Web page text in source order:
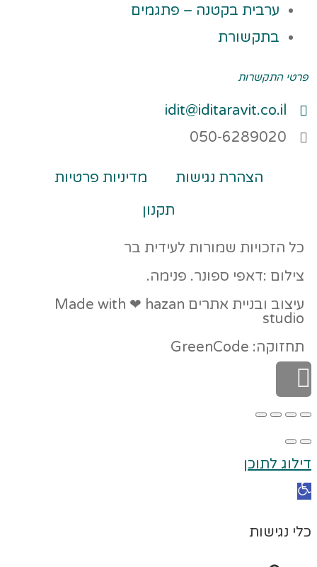
ערבית בקטנה – פתגמים
בתקשורת
פרטי התקשרות
idit@iditaravit.co.il
050-6289020
הצהרת נגישות
מדיניות פרטיות
תקנון
כל הזכויות שמורות לעידית בר
צילום :דאפי ספונר. פנימה.
עיצוב ובניית אתרים Made with ❤ hazan
studio
תחזוקה: GreenCode
לראש
העמוד
דילוג לתוכן
פתח
כלי נגישות